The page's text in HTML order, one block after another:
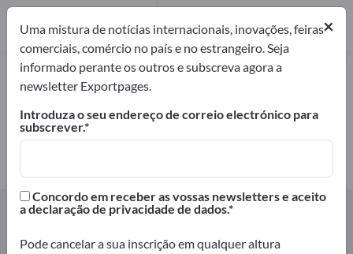
Tapetes para estábulo – encontre
fabricantes e fornecedores
Exportadores Fabricantes
Fabricantes2
Exportpages
Agricultura e silvicultura
×
Uma mistura de notícias internacionais, inovações, feiras
comerciais, comércio no país e no estrangeiro. Seja
informado perante os outros e subscreva agora a
newsletter Exportpages.
Introduza o seu endereço de correio electrónico para
subscrever.
Concordo em receber as vossas newsletters e aceito
a declaração de privacidade de dados.
Pode cancelar a sua inscrição em qualquer altura